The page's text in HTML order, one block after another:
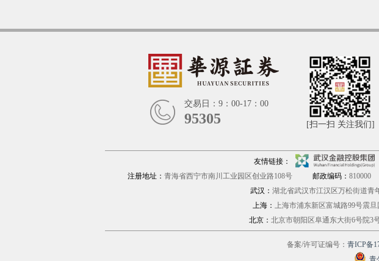
交易日：9：00-17：00
95305 [扫一扫 关注我们]
友情链接：
注册地址： 青海省西宁市南川工业园区创业路108号 邮政编码： 810000
武汉： 湖北省武汉市江汉区万松街道
上海： 上海市浦东新区富城路
北京： 北京市朝阳区阜通东大街6号
备案/许可证编号： 青ICP备
青